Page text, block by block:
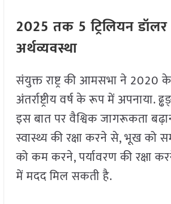
2025 तक 5 ट्रिलियन
अर्थव्यवस्था
संयुक्त राष्ट्र की आमसभा ने 2020
अंतर्राष्ट्रीय वर्ष के रूप में अपनाया.
इस बात पर वैश्विक जागरूकता
स्वास्थ्य की रक्षा करने से, भूख को
को कम करने, पर्यावरण की रक्षा
में मदद मिल सकती है.